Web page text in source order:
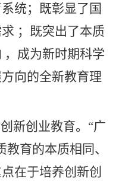
统；既彰显了国
；既突出了本质
，成为新时期科学
向的全新教育理
新创业教育。“广
育的本质相同、
在于培养创新创